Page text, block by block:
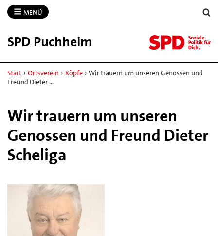
MENÜ
SPD Puchheim
Start › Ortsverein › Köpfe › Wir trauern um unseren Genossen und
Freund Dieter …
Wir trauern um unseren
Genossen und Freund Dieter
Scheliga